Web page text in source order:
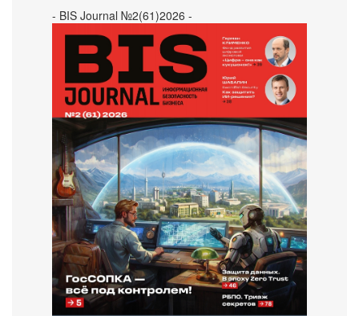
- BIS Journal №2(61)2026 -